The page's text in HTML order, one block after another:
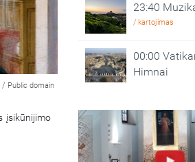
/ Public domain
įsikūnijimo
23:40
/ kartojimas
00:00
Himnai